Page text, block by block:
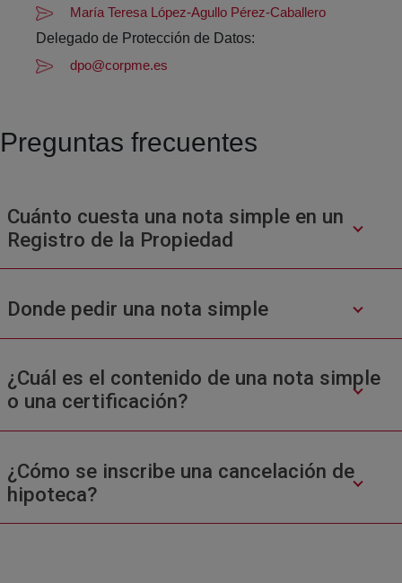
María Teresa López-Agullo Pérez-Caballero
Delegado de Protección de Datos:
dpo@corpme.es
Preguntas frecuentes
Cuánto cuesta una nota simple en un
Registro de la Propiedad
Donde pedir una nota simple
¿Cuál es el contenido de una nota simple
o una certificación?
¿Cómo se inscribe una cancelación de
hipoteca?